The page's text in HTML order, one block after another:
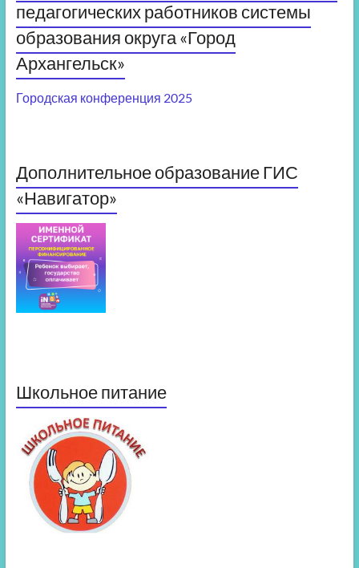
педагогических работников системы
образования округа «Город
Архангельск»
Городская конференция 2025
Дополнительное образование ГИС
«Навигатор»
Школьное питание